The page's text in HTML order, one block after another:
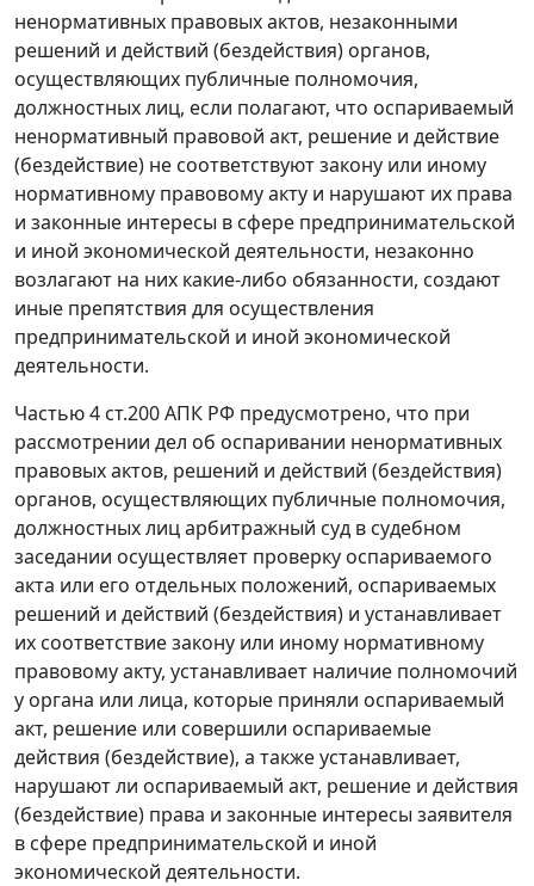
ненормативных правовых актов, незаконными
решений и действий (бездействия) органов,
осуществляющих публичные полномочия,
должностных лиц, если полагают, что оспариваемый
ненормативный правовой акт, решение и действие
(бездействие) не соответствуют закону или иному
нормативному правовому акту и нарушают их права
и законные интересы в сфере предпринимательской
и иной экономической деятельности, незаконно
возлагают на них какие-либо обязанности, создают
иные препятствия для осуществления
предпринимательской и иной экономической
деятельности.
Частью 4 ст.200АПК РФ предусмотрено, что при
рассмотрении дел об оспаривании ненормативных
правовых актов, решений и действий (бездействия)
органов, осуществляющих публичные полномочия,
должностных лиц арбитражный суд в судебном
заседании осуществляет проверку оспариваемого
акта или его отдельных положений, оспариваемых
решений и действий (бездействия) и устанавливает
их соответствие закону или иному нормативному
правовому акту, устанавливает наличие полномочий
у органа или лица, которые приняли оспариваемый
акт, решение или совершили оспариваемые
действия (бездействие), а также устанавливает,
нарушают ли оспариваемый акт, решение и действия
(бездействие) права и законные интересы заявителя
в сфере предпринимательской и иной
экономической деятельности.